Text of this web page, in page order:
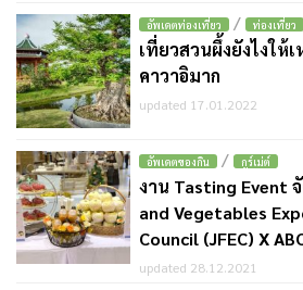
อัพเดตท่องเที่ยว / ท่องเที่ยว
เที่ยวสวนผึ้งยังไงใ
คาวาอิมาก
updated 17.01.2022
อัพเดตของกิน / กูร์เม่ต์
งาน Tasting Event
and Vegetables
Council (JFEC) X
updated 28.12.2021